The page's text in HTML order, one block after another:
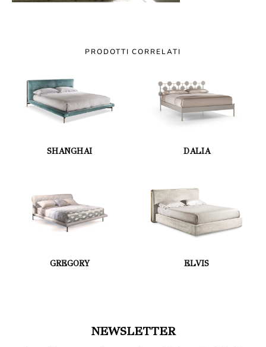
PRODOTTI CORRELATI
SHANGHAI DALIA
GREGORY ELVIS
NEWSLETTER